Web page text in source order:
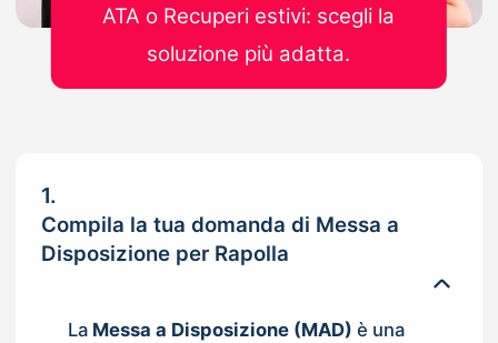
1.
Compila la tua domanda di Messa a
Disposizione per Rapolla
La Messa a Disposizione (MAD) è una
ATA o Recuperi estivi: scegli la
soluzione più adatta.